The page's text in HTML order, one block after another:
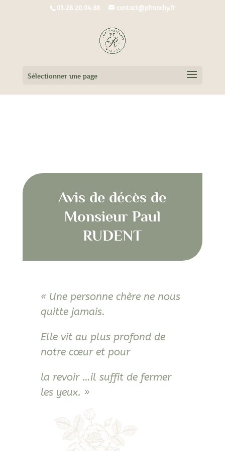
03.28.20.04.88 contact@pfranchy.fr
Sélectionner une page
Avis de décès de
Monsieur Paul
RUDENT
« Une personne chère ne nous
quitte jamais.
Elle vit au plus profond de
notre cœur et pour
la revoir …il suffit de fermer
les yeux. »